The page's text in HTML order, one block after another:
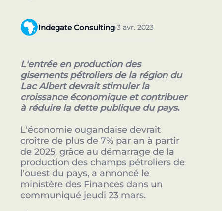
Indegate Consulting•3 avr. 2023
L'entrée en production des
gisements pétroliers de la région du
Lac Albert devrait stimuler la
croissance économique et contribuer
à réduire la dette publique du pays.
L'économie ougandaise devrait
croître de plus de 7% par an à partir
de 2025, grâce au démarrage de la
production des champs pétroliers de
l'ouest du pays, a annoncé le
ministère des Finances dans un
communiqué jeudi 23 mars.